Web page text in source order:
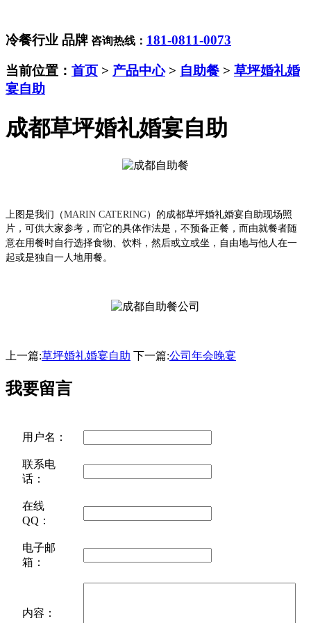
冷餐行业 品牌 咨询热线： 181-0811-0073
当前位置： 首页 > 产品中心> 自助餐 > 草坪婚礼婚
宴自助
成都草坪婚礼婚宴自助
上图是我们（MARIN CATERING）的成都草坪婚礼婚宴自助现场照
片，可供大家参考，而它的具体作法是，不预备正餐，而由就餐者随
意在用餐时自行选择食物、饮料，然后或立或坐，自由地与他人在一
起或是独自一人地用餐。
上一篇:草坪婚礼婚宴自助 下一篇:公司年会晚宴
我要留言
用户名：
联系电
话：
在线
QQ：
电子邮
箱：
内容：